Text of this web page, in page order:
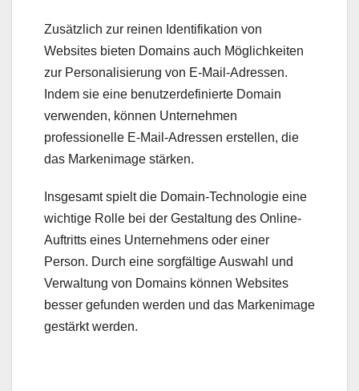
Zusätzlich zur reinen Identifikation von
Websites bieten Domains auch Möglichkeiten
zur Personalisierung von E-Mail-Adressen.
Indem sie eine benutzerdefinierte Domain
verwenden, können Unternehmen
professionelle E-Mail-Adressen erstellen, die
das Markenimage stärken.
Insgesamt spielt die Domain-Technologie eine
wichtige Rolle bei der Gestaltung des Online-
Auftritts eines Unternehmens oder einer
Person. Durch eine sorgfältige Auswahl und
Verwaltung von Domains können Websites
besser gefunden werden und das Markenimage
gestärkt werden.